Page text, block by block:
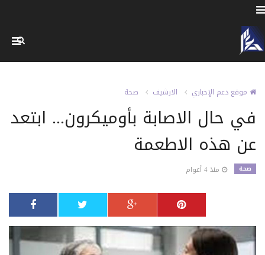
موقع دعم الإخباري الارشيف صحة
في حال الاصابة بأوميكرون... ابتعد
عن هذه الاطعمة
صحة منذ 4 أعوام